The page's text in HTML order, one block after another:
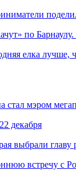
по
елка
стал мэром
декабря
выбрали главу
встречу с